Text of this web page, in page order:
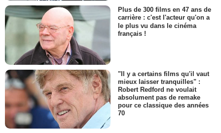
Plus de 300 films en 47 ans de
carrière : c'est l'acteur qu'on a
le plus vu dans le cinéma
français !
"Il y a certains films qu'il vaut
mieux laisser tranquilles" :
Robert Redford ne voulait
absolument pas de remake
pour ce classique des années
70